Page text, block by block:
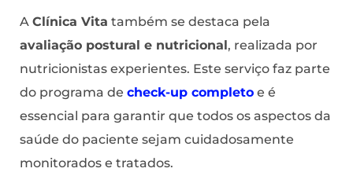
A Clínica Vita também se destaca pela
avaliação postural e nutricional, realizada por
nutricionistas experientes. Este serviço faz parte
do programa de check-up completo e é
essencial para garantir que todos os aspectos da
saúde do paciente sejam cuidadosamente
monitorados e tratados.